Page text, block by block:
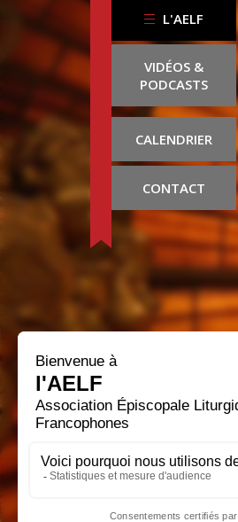
L'AELF
VIDÉOS &
PODCASTS
CALENDRIER
CONTACT